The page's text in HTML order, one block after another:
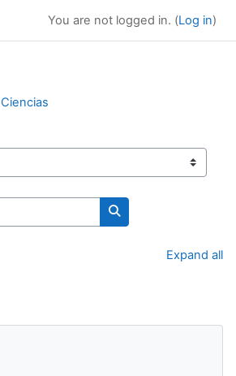
You are not logged in. (Log in)
Ciencias
Search courses
Expand all